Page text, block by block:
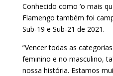
Conhecido como ‘o mais
Flamengo também foi
Sub-19 e Sub-21 de 2021.
”Vencer todas as
feminino e no masculino,
nossa história. Estamos